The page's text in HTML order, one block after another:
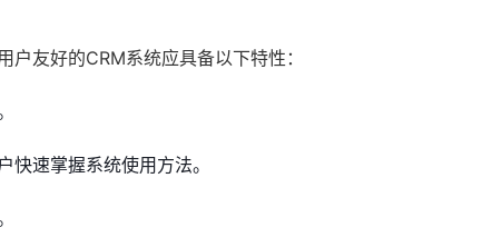
友好的CRM系统应具备以下特性：
快速掌握系统使用方法。